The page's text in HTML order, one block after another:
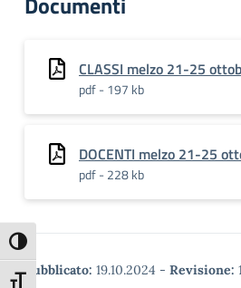
Attiva/disattiva alto contrasto
CLASSI melzo 21-25
pdf - 197 kb
DOCENTI melzo 21-25
pdf - 228 kb
Pubblicato: 19.10.2024 - Revisione: